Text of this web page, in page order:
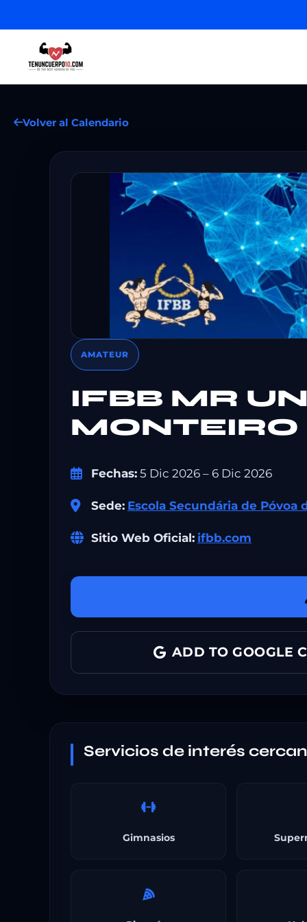
Volver al Calendario
AMATEUR
IFBB MR
MONTEIRO
Fechas: 5 Dic 2026 – 6 Dic 2026
Sede: Escola Secundária de Póvoa
Sitio Web Oficial: ifbb.com
ADD TO GOOGLE
Servicios de interés
Gimnasios